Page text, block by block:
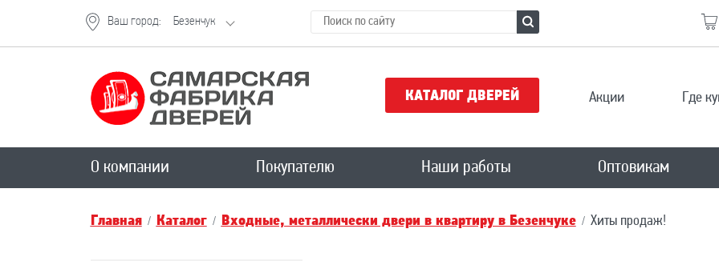
Ваш город: Безенчук
КАТАЛОГ ДВЕРЕЙ Акции Где
О компании Покупателю Наши работы Оптовикам
Главная Каталог Входные, металлически двери в квартиру в Безенчукe Хиты продаж!